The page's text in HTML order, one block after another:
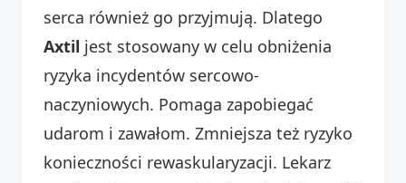
serca również go przyjmują. Dlatego
Axtil jest stosowany w celu obniżenia
ryzyka incydentów sercowo-
naczyniowych. Pomaga zapobiegać
udarom i zawałom. Zmniejsza też ryzyko
konieczności rewaskularyzacji. Lekarz